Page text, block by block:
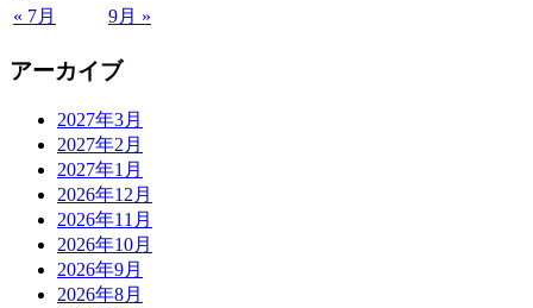
« 7月 9月 »
アーカイブ
2027年3月
2027年2月
2027年1月
2026年12月
2026年11月
2026年10月
2026年9月
2026年8月